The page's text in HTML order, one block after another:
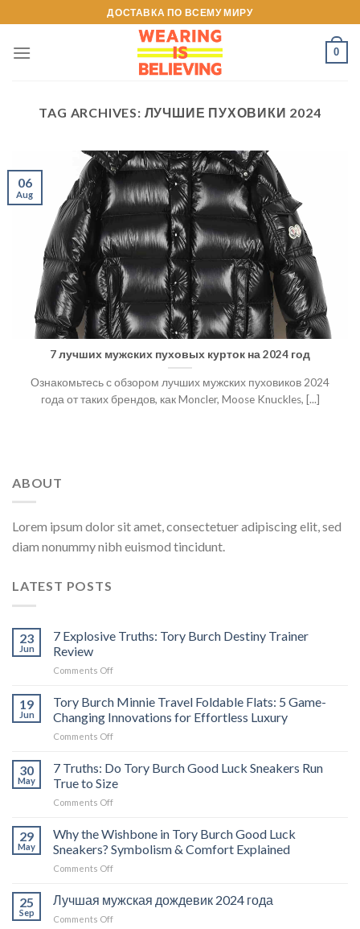
to
content
ДОСТАВКА ПО ВСЕМУ МИРУ
0
TAG ARCHIVES: ЛУЧШИЕ ПУХОВИКИ 2024
7 лучших мужских пуховых курток на 2024 год
Ознакомьтесь с обзором лучших мужских пуховиков 2024
года от таких брендов, как Moncler, Moose Knuckles, [...]
06
Aug
ABOUT
Lorem ipsum dolor sit amet, consectetuer adipiscing elit, sed
diam nonummy nibh euismod tincidunt.
LATEST POSTS
23
Jun
7 Explosive Truths: Tory Burch Destiny Trainer
Review
Comments Offon
Explosive
Truths:
Tory
Burch
Trainer
19
Jun
Tory Burch Minnie Travel Foldable Flats: 5 Game-
Changing Innovations for Effortless Luxury
Comments Offon
Burch
Minnie
Travel
Foldable
5
Game-
Changing
Effortless
30
May
7 Truths: Do Tory Burch Good Luck Sneakers Run
True to Size
Comments Offon
Truths:
Do
Tory
Burch
Luck
Sneakers
29
May
Why the Wishbone in Tory Burch Good Luck
Sneakers? Symbolism & Comfort Explained
Comments Offon
Wishbone
in
25
Sep
Лучшая мужская дождевик 2024 года
Comments Offon